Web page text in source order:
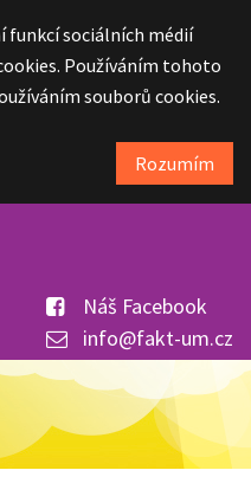
funkcí sociálních médií
Používáním tohoto
souborů cookies.
Rozumím
Náš Facebook
info@fakt-um.cz